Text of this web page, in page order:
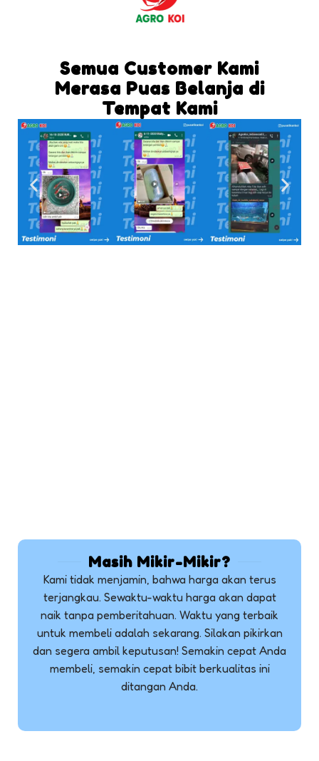
Semua Customer Kami
Merasa Puas Belanja di
Tempat Kami
Masih Mikir-Mikir?
Kami tidak menjamin, bahwa harga akan terus
terjangkau. Sewaktu-waktu harga akan dapat
naik tanpa pemberitahuan. Waktu yang terbaik
untuk membeli adalah sekarang. Silakan pikirkan
dan segera ambil keputusan! Semakin cepat Anda
membeli, semakin cepat bibit berkualitas ini
ditangan Anda.